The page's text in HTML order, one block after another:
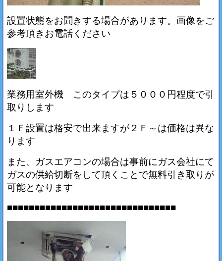
設置状態をお聞きする場合があります。画像をご
参考頂きお電話ください
業務用室外機 このタイプは５０００円程度で引
取りします
１Ｆ設置は格安で出来ますが２Ｆ～は価格は異な
ります
また、ガスエアコンの場合は事前にガス会社にて
ガスの供給切断をして頂くことで無料引き取りが
可能となります
■■■■■■■■■■■■■■■■■■■■■■■■■■■■■■■